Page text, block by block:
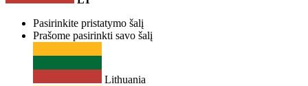
Pasirinkite pristatymo šalį
Prašome pasirinkti savo šalį
Lithuania